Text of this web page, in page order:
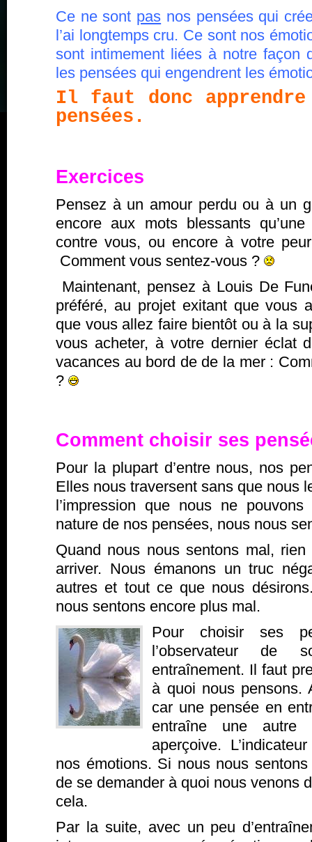
Ce ne sont pas nos pensées qui
l’ai longtemps cru. Ce sont nos
sont intimement liées à notre façon
les pensées qui engendrent les
Il faut donc
pensées.
Exercices
Pensez à un amour perdu ou à un
encore aux mots blessants
contre vous, ou encore à votre
Comment vous sentez-vous ?
Maintenant, pensez à Louis De
préféré, au projet exitant que vous
que vous allez faire bientôt ou à la
vous acheter, à votre dernier éclat
vacances au bord de de la mer :
?
Comment choisir ses
Pour la plupart d’entre nous, nos
Elles nous traversent sans que nous
l’impression que nous ne
nature de nos pensées, nous nous
Quand nous nous sentons mal,
arriver. Nous émanons un truc
autres et tout ce que nous
nous sentons encore plus mal.
Pour choisir ses
l’observateur de
entraînement. Il faut
à quoi nous pensons.
car une pensée en
entraîne une autre
aperçoive.
nos émotions. Si nous nous
de se demander à quoi nous venons
cela.
Par la suite, avec un peu